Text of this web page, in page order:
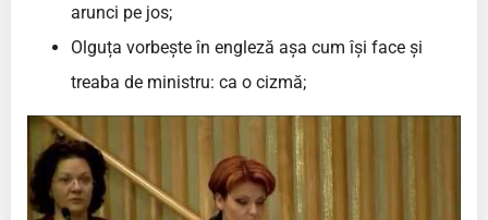
arunci pe jos;
Olguța vorbește în engleză așa cum își face și
treaba de ministru: ca o cizmă;